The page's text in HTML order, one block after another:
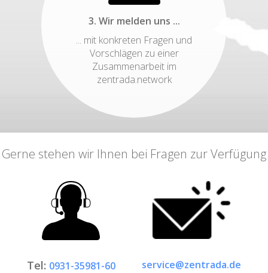
3. Wir melden uns ...
... mit konkreten Fragen und
Vorschlägen zu einer
Zusammenarbeit im
zentrada.network
Gerne stehen wir Ihnen bei Fragen zur Verfügung
Tel: 0931-35981-60 service@zentrada.de